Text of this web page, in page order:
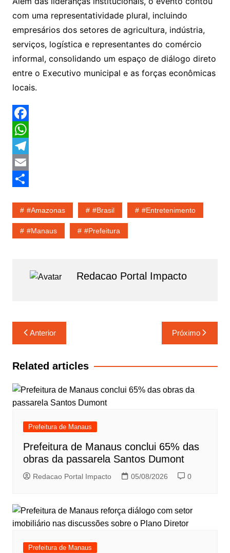
com uma representatividade plural, incluindo
empresários dos setores de agricultura, indústria,
serviços, logística e representantes do comércio
informal, consolidando um espaço de diálogo direto
entre o Executivo municipal e as forças econômicas
locais.
F
a
c
e
W
h
a
T
eE
#amazonas #Brasil #entretenimento
#Manaus #Prefeitura
Redacao Portal Impacto
Navegação
de
Post
Anterior Próximo
Related articles
Prefeitura de Manaus
Prefeitura de Manaus conclui 65% das
obras da passarela Santos Dumont
Redacao Portal Impacto 05/08/2026 0
Prefeitura de Manaus